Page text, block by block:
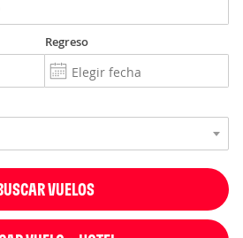
Regreso
VUELOS